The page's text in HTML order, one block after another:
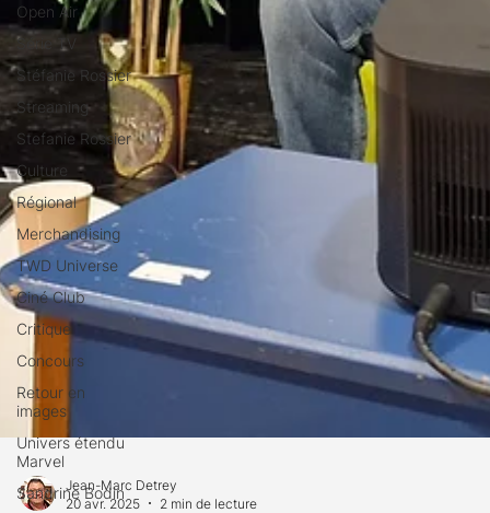
Open Air
Série TV
Stéfanie Rossier
Streaming
Stefanie Rossier
Culture
Régional
Merchandising
TWD Universe
Ciné Club
Critique
Concours
Retour en
images
Univers étendu
Marvel
Sandrine Bodin